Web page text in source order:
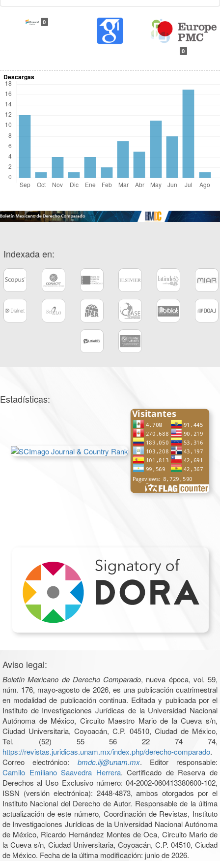
0
0
Descargas
Indexada en:
Estadísticas:
Aviso legal:
Boletín Mexicano de Derecho Comparado, nueva época, vol. 59,
núm. 176, mayo-agosto de 2026, es una publicación cuatrimestral
en modalidad de publicación continua. Editada y publicada por el
Instituto de Investigaciones Jurídicas de la Universidad Nacional
Autónoma de México, Circuito Maestro Mario de la Cueva s/n,
Ciudad Universitaria, Coyoacán, C.P. 04510, Ciudad de México,
Tel. (52) 55 56 22 74 74,
https://revistas.juridicas.unam.mx/index.php/derecho-comparado.
Correo electrónico: bmdc.iij@unam.mx. Editor responsable:
Camilo Emiliano Saavedra Herrera. Certificado de Reserva de
Derechos al Uso Exclusivo número: 04-2002-060413380600-102,
ISSN (versión electrónica): 2448-4873, ambos otorgados por el
Instituto Nacional del Derecho de Autor. Responsable de la última
actualización de este número, Coordinación de Revistas, Instituto
de Investigaciones Jurídicas de la Universidad Nacional Autónoma
de México, Ricardo Hernández Montes de Oca, Circuito Mario de
la Cueva s/n, Ciudad Universitaria, Coyoacán, C.P. 04510, Ciudad
de México. Fecha de la última modificación: junio de 2026.